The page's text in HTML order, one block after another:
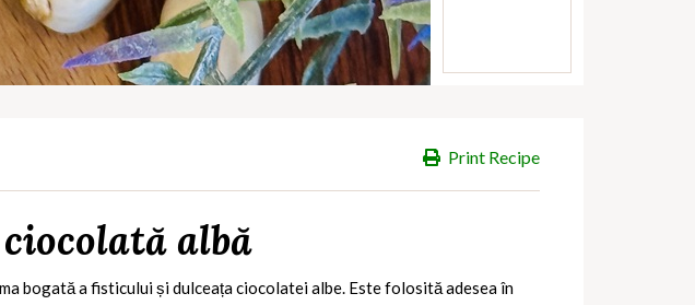
Print Recipe
albă
bogată a fisticului și dulceața ciocolatei albe. Este folosită adesea în